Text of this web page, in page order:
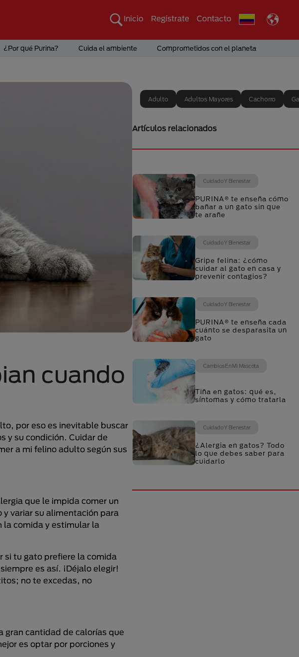
Inicio Regístrate Contacto
¿Por qué Purina? Cuida el ambiente Comprometidos con el planeta
cuando
por eso es inevitable buscar
y su condición. Cuidar de
a mi felino adulto según sus
que le impida comer un
variar su alimentación para
la comida y estimular la
si tu gato prefiere la comida
es así. ¡Déjalo elegir!
no te excedas, no
gran cantidad de calorías que
es optar por porciones y
Adulto Adultos Mayores Cachorro
Artículos relacionados
Cuidado Y Bienestar
PURINA® te enseña cómo
bañar a un gato sin que
te arañe
Cuidado Y Bienestar
Gripe felina: ¿cómo
cuidar al gato en casa y
prevenir contagios?
Cuidado Y Bienestar
PURINA® te enseña cada
cuánto se desparasita un
gato
Cambios En Mi Mascota
Tiña en gatos: qué es,
síntomas y cómo tratarla
Cuidado Y Bienestar
¿Alergia en gatos? Todo
lo que debes saber para
cuidarlo